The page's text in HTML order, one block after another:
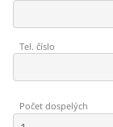
Tel. číslo
Počet dospelých